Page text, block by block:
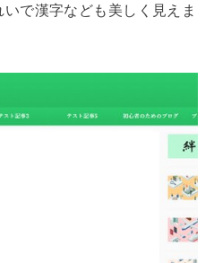
で漢字なども美しく見えま